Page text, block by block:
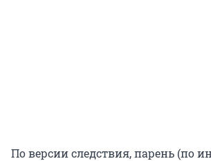
По версии следствия, парень (по